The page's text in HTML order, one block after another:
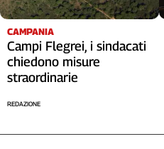
CAMPANIA
Campi Flegrei, i sindacati
chiedono misure
straordinarie
REDAZIONE